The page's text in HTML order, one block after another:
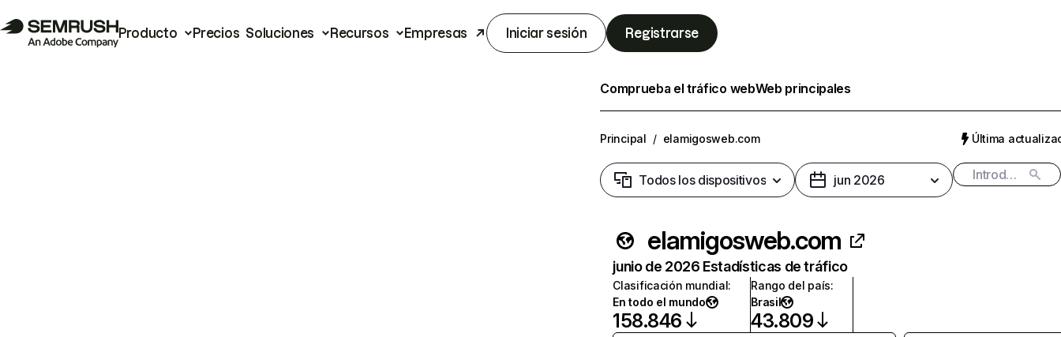
Producto Precios Soluciones Recursos Empresas Iniciar sesión Registrarse
Comprueba el tráfico webWeb principales
Principal / elamigosweb.com Última
Todos los dispositivos jun 2026
elamigosweb.com
junio de 2026 Estadísticas de tráfico
Clasificación mundial:
En todo el mundo
158.846
Rango del país:
Brasil
43.809